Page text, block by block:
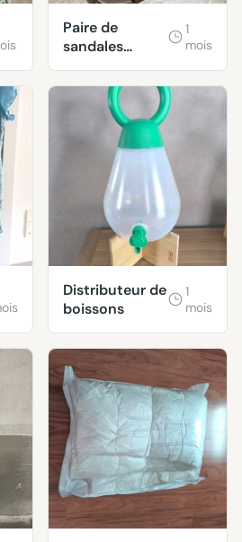
Paire de
sandales
pointure 39
1
mois
Distributeur de
boissons
1
mois